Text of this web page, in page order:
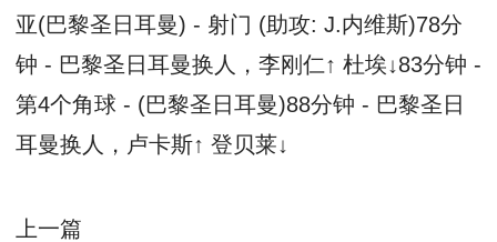
亚(巴黎圣日耳曼) - 射门 (助攻: J.内维斯)78分
钟 - 巴黎圣日耳曼换人，李刚仁↑ 杜埃↓83分钟 -
第4个角球 - (巴黎圣日耳曼)88分钟 - 巴黎圣日
耳曼换人，卢卡斯↑ 登贝莱↓
上一篇